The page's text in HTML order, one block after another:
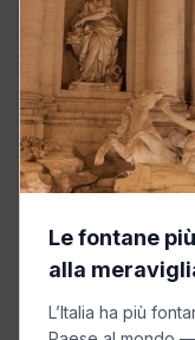
Le fontane
alla
L’Italia ha più